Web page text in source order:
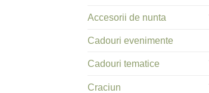
Accesorii de nunta
Cadouri evenimente
Cadouri tematice
Craciun